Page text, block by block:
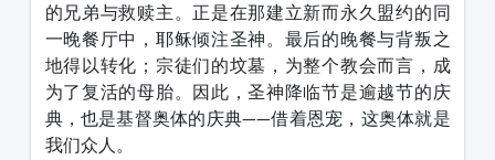
的兄弟与救赎主。正是在那建立新而永久盟约的同
一晚餐厅中，耶稣倾注圣神。最后的晚餐与背叛之
地得以转化；宗徒们的坟墓，为整个教会而言，成
为了复活的母胎。因此，圣神降临节是逾越节的庆
典，也是基督奥体的庆典——借着恩宠，这奥体就是
我们众人。